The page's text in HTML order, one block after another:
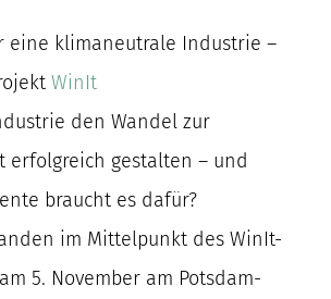
Suche
nach:
eine klimaneutrale Industrie –
WinIt
den Wandel zur
erfolgreich gestalten – und
braucht es dafür?
im Mittelpunkt des WinIt-
5. November am Potsdam-